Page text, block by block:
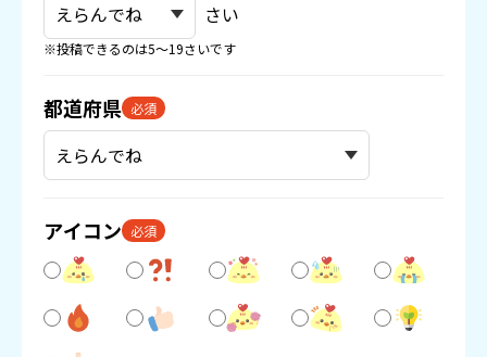
さい
※投稿できるのは5〜19さいです
都道府県 必須
アイコン 必須